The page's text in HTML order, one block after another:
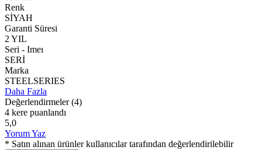
Renk
SİYAH
Garanti Süresi
2 YIL
Seri - Imeı
SERİ
Marka
STEELSERIES
Daha Fazla
Değerlendirmeler (4)
4 kere puanlandı
5,0
Yorum Yaz
* Satın alınan ürünler kullanıcılar tarafından değerlendirilebilir